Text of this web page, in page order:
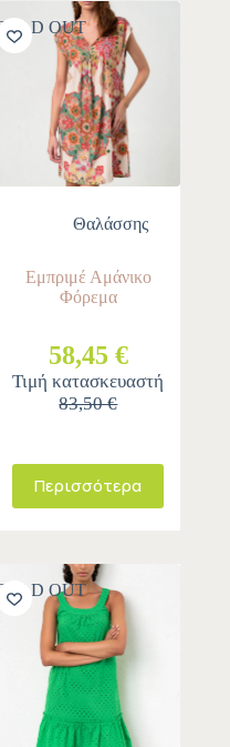
OUT
Θαλάσσης
Εμπριμέ Αμάνικο
Φόρεμα
58,45 €
Τιμή κατασκευαστή
83,50 €
Περισσότερα
OUT